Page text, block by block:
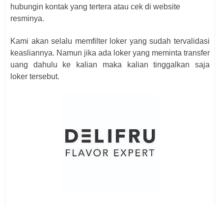
hubungin kontak yang tertera atau cek di website
resminya.
Kami akan selalu memfilter loker yang sudah tervalidasi
keasliannya. Namun jika ada loker yang meminta transfer
uang dahulu ke kalian maka kalian tinggalkan saja
loker tersebut.